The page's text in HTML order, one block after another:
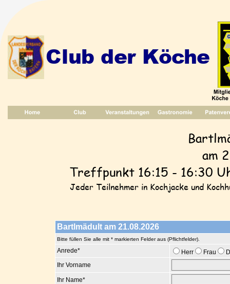
Club der Köche
am
Treffpunkt 16:15 - 16:30
Jeder Teilnehmer in Kochjacke und
Bartlmädult am 21.08.2026
Bitte füllen Sie alle mit * markierten Felder aus (Pflichtfelder).
Anrede* Herr Frau
Ihr Vorname
Ihr Name*